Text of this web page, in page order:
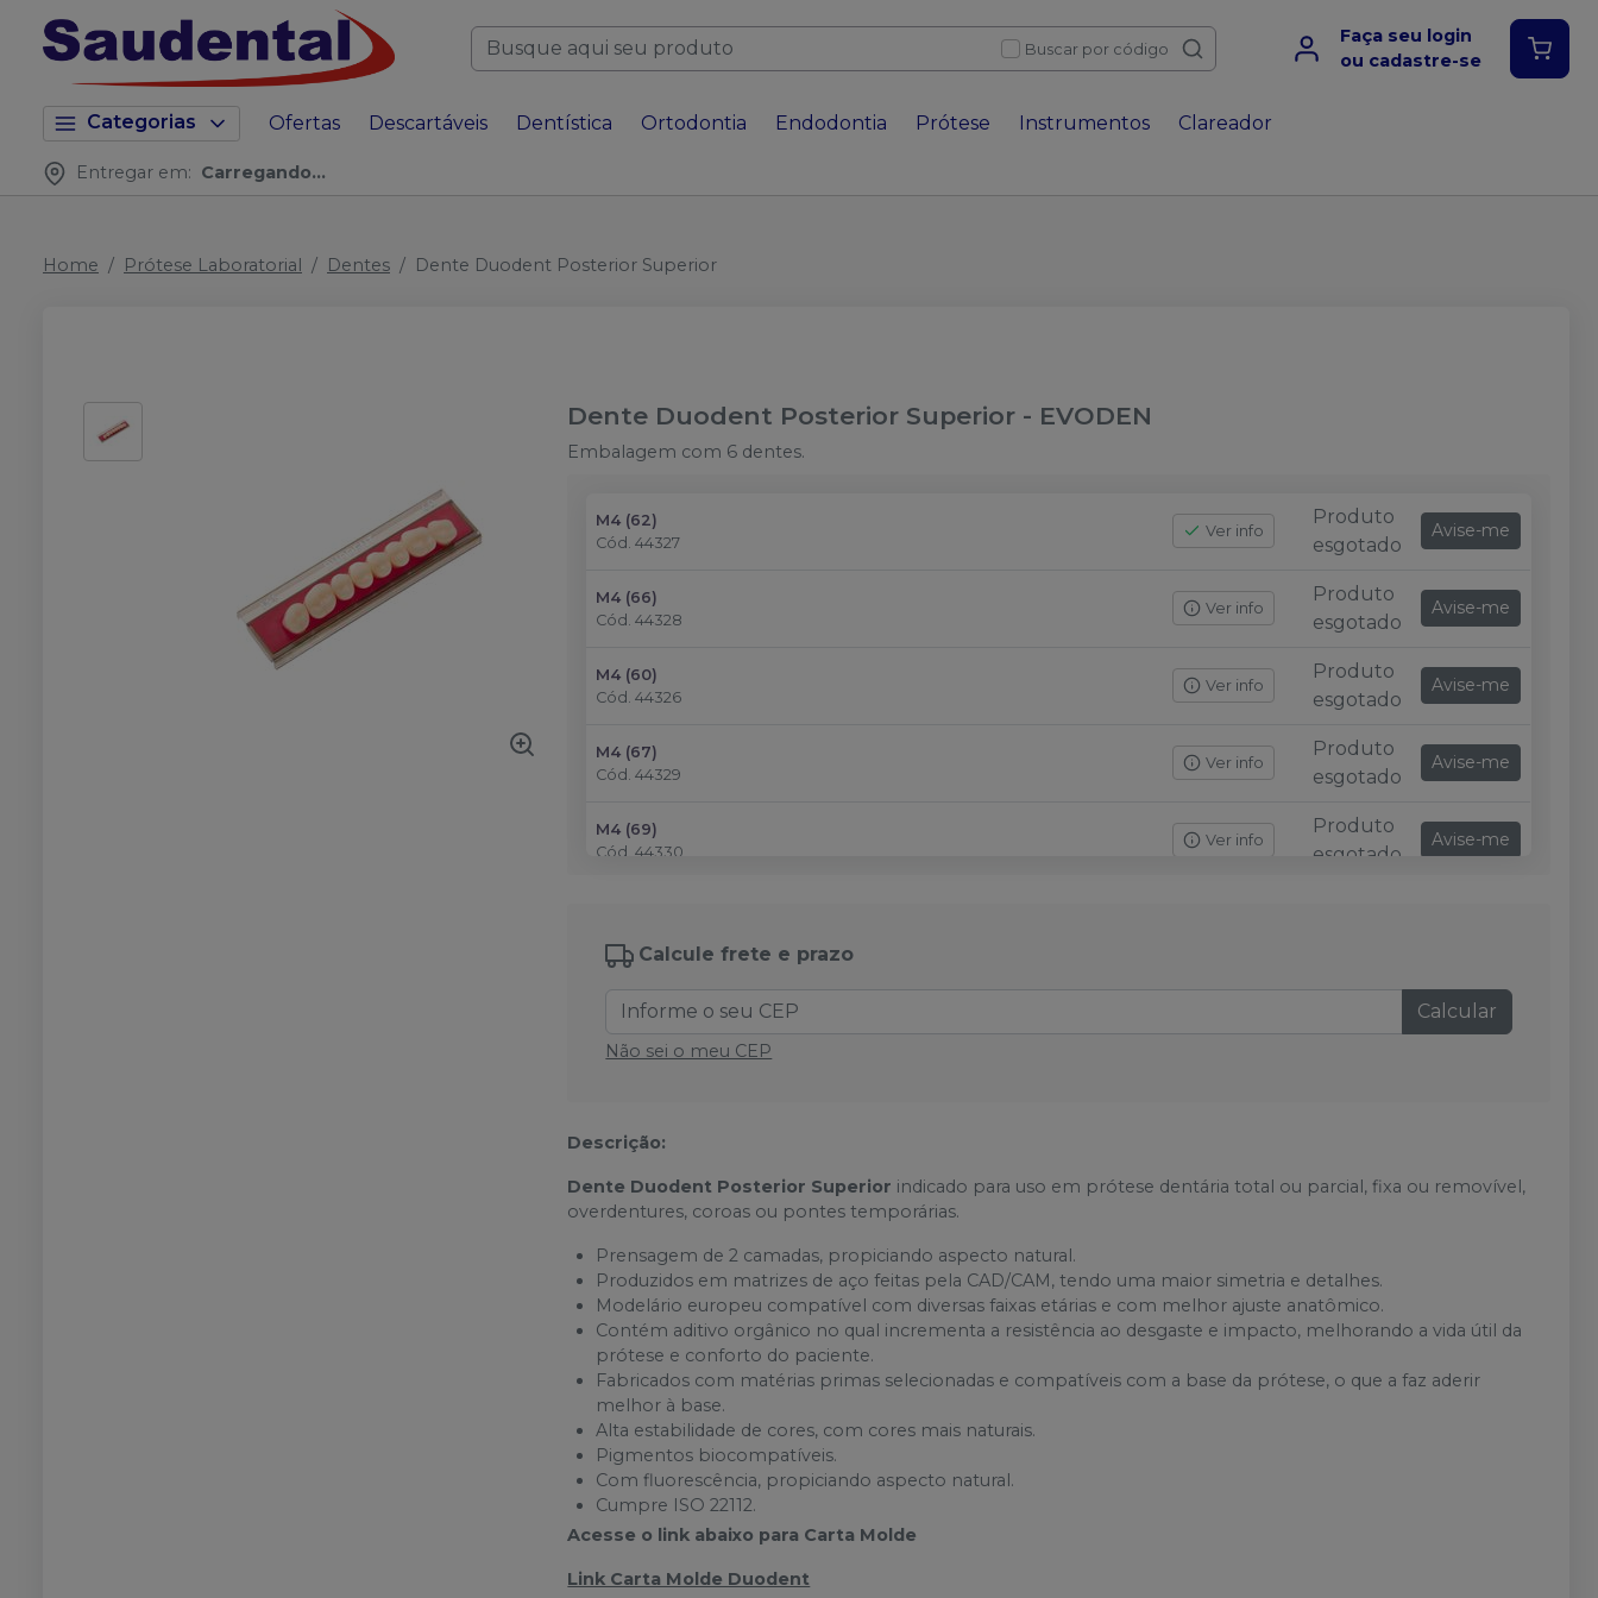
Buscar por código
Faça seu login
ou cadastre-se
Categorias Ofertas Descartáveis Dentística Ortodontia Endodontia Prótese Instrumentos Clareador
Entregar em: Carregando...
Home Prótese Laboratorial Dentes Dente Duodent Posterior Superior
Dente Duodent Posterior Superior - EVODEN
Embalagem com 6 dentes.
M4 (62)
Cód.44327
Ver info
Produto
esgotado
Avise-me
M4 (66)
Cód.44328
Ver info
Produto
esgotado
Avise-me
M4 (60)
Cód.44326
Ver info
Produto
esgotado
Avise-me
M4 (67)
Cód.44329
Ver info
Produto
esgotado
Avise-me
M4 (69)
Cód.44330
Ver info
Produto
esgotado
Avise-me
Cód.44319
Ver info Avise-me
M2 (62)
M2 (66)
M3 (60)
Cód.44323
Ver info
Produto
esgotado
M3 (66)
Ver info
esgotado
Avise-me
M3 (67)
Cód.
44325
M3 (BL2)
Calcule frete e prazo
Calcular
Não sei o meu CEP
Descrição:
Dente Duodent Posterior Superior indicado para uso em prótese dentária total ou parcial, fixa ou removível,
overdentures, coroas ou pontes temporárias.
Prensagem de 2 camadas, propiciando aspecto natural.
Produzidos em matrizes de aço feitas pela CAD/CAM, tendo uma maior simetria e detalhes.
Modelário europeu compatível com diversas faixas etárias e com melhor ajuste anatômico.
Contém aditivo orgânico no qual incrementa a resistência ao desgaste e impacto, melhorando a vida útil da
prótese e conforto do paciente.
Fabricados com matérias primas selecionadas e compatíveis com a base da prótese, o que a faz aderir
melhor à base.
Alta estabilidade de cores, com cores mais naturais.
Pigmentos biocompatíveis.
Com fluorescência, propiciando aspecto natural.
Cumpre ISO 22112.
Acesse o link abaixo para Carta Molde
Link Carta Molde Duodent